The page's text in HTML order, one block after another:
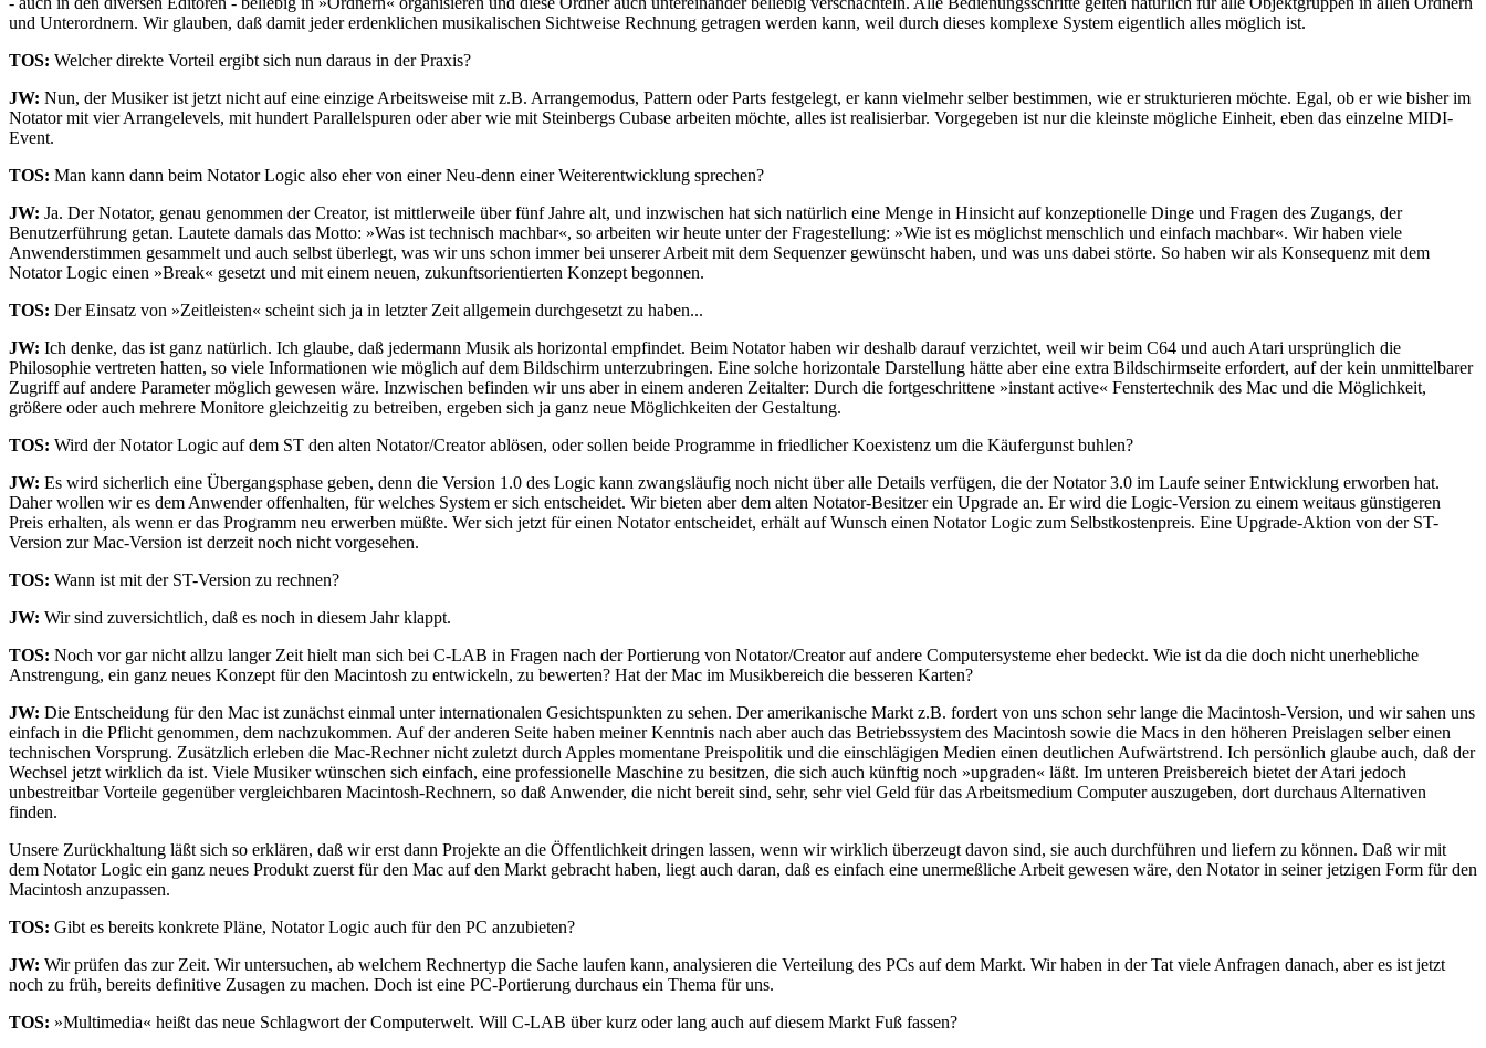
und Unterordnern. Wir glauben, daß damit jeder erdenklichen musikalischen Sichtweise Rechnung getragen werden kann, weil durch dieses komplexe System eigentlich alles möglich ist.
TOS: Welcher direkte Vorteil ergibt sich nun daraus in der Praxis?
JW: Nun, der Musiker ist jetzt nicht auf eine einzige Arbeitsweise mit z.B. Arrangemodus, Pattern oder Parts festgelegt, er kann vielmehr selber bestimmen, wie er strukturieren möchte. Egal, ob er wie bisher im
Notator mit vier Arrangelevels, mit hundert Parallelspuren oder aber wie mit Steinbergs Cubase arbeiten möchte, alles ist realisierbar. Vorgegeben ist nur die kleinste mögliche Einheit, eben das einzelne MIDI-
Event.
TOS: Man kann dann beim Notator Logic also eher von einer Neu-denn einer Weiterentwicklung sprechen?
JW: Ja. Der Notator, genau genommen der Creator, ist mittlerweile über fünf Jahre alt, und inzwischen hat sich natürlich eine Menge in Hinsicht auf konzeptionelle Dinge und Fragen des Zugangs, der
Benutzerführung getan. Lautete damals das Motto: »Was ist technisch machbar«, so arbeiten wir heute unter der Fragestellung: »Wie ist es möglichst menschlich und einfach machbar«. Wir haben viele
Anwenderstimmen gesammelt und auch selbst überlegt, was wir uns schon immer bei unserer Arbeit mit dem Sequenzer gewünscht haben, und was uns dabei störte. So haben wir als Konsequenz mit dem
Notator Logic einen »Break« gesetzt und mit einem neuen, zukunftsorientierten Konzept begonnen.
TOS: Der Einsatz von »Zeitleisten« scheint sich ja in letzter Zeit allgemein durchgesetzt zu haben...
JW: Ich denke, das ist ganz natürlich. Ich glaube, daß jedermann Musik als horizontal empfindet. Beim Notator haben wir deshalb darauf verzichtet, weil wir beim C64 und auch Atari ursprünglich die
Philosophie vertreten hatten, so viele Informationen wie möglich auf dem Bildschirm unterzubringen. Eine solche horizontale Darstellung hätte aber eine extra Bildschirmseite erfordert, auf der kein unmittelbarer
Zugriff auf andere Parameter möglich gewesen wäre. Inzwischen befinden wir uns aber in einem anderen Zeitalter: Durch die fortgeschrittene »instant active« Fenstertechnik des Mac und die Möglichkeit,
größere oder auch mehrere Monitore gleichzeitig zu betreiben, ergeben sich ja ganz neue Möglichkeiten der Gestaltung.
TOS: Wird der Notator Logic auf dem ST den alten Notator/Creator ablösen, oder sollen beide Programme in friedlicher Koexistenz um die Käufergunst buhlen?
JW: Es wird sicherlich eine Übergangsphase geben, denn die Version 1.0 des Logic kann zwangsläufig noch nicht über alle Details verfügen, die der Notator 3.0 im Laufe seiner Entwicklung erworben hat.
Daher wollen wir es dem Anwender offenhalten, für welches System er sich entscheidet. Wir bieten aber dem alten Notator-Besitzer ein Upgrade an. Er wird die Logic-Version zu einem weitaus günstigeren
Preis erhalten, als wenn er das Programm neu erwerben müßte. Wer sich jetzt für einen Notator entscheidet, erhält auf Wunsch einen Notator Logic zum Selbstkostenpreis. Eine Upgrade-Aktion von der ST-
Version zur Mac-Version ist derzeit noch nicht vorgesehen.
TOS: Wann ist mit der ST-Version zu rechnen?
JW: Wir sind zuversichtlich, daß es noch in diesem Jahr klappt.
TOS: Noch vor gar nicht allzu langer Zeit hielt man sich bei C-LAB in Fragen nach der Portierung von Notator/Creator auf andere Computersysteme eher bedeckt. Wie ist da die doch nicht unerhebliche
Anstrengung, ein ganz neues Konzept für den Macintosh zu entwickeln, zu bewerten? Hat der Mac im Musikbereich die besseren Karten?
JW: Die Entscheidung für den Mac ist zunächst einmal unter internationalen Gesichtspunkten zu sehen. Der amerikanische Markt z.B. fordert von uns schon sehr lange die Macintosh-Version, und wir sahen uns
einfach in die Pflicht genommen, dem nachzukommen. Auf der anderen Seite haben meiner Kenntnis nach aber auch das Betriebssystem des Macintosh sowie die Macs in den höheren Preislagen selber einen
technischen Vorsprung. Zusätzlich erleben die Mac-Rechner nicht zuletzt durch Apples momentane Preispolitik und die einschlägigen Medien einen deutlichen Aufwärtstrend. Ich persönlich glaube auch, daß der
Wechsel jetzt wirklich da ist. Viele Musiker wünschen sich einfach, eine professionelle Maschine zu besitzen, die sich auch künftig noch »upgraden« läßt. Im unteren Preisbereich bietet der Atari jedoch
unbestreitbar Vorteile gegenüber vergleichbaren Macintosh-Rechnern, so daß Anwender, die nicht bereit sind, sehr, sehr viel Geld für das Arbeitsmedium Computer auszugeben, dort durchaus Alternativen
finden.
Unsere Zurückhaltung läßt sich so erklären, daß wir erst dann Projekte an die Öffentlichkeit dringen lassen, wenn wir wirklich überzeugt davon sind, sie auch durchführen und liefern zu können. Daß wir mit
dem Notator Logic ein ganz neues Produkt zuerst für den Mac auf den Markt gebracht haben, liegt auch daran, daß es einfach eine unermeßliche Arbeit gewesen wäre, den Notator in seiner jetzigen Form für den
Macintosh anzupassen.
TOS: Gibt es bereits konkrete Pläne, Notator Logic auch für den PC anzubieten?
JW: Wir prüfen das zur Zeit. Wir untersuchen, ab welchem Rechnertyp die Sache laufen kann, analysieren die Verteilung des PCs auf dem Markt. Wir haben in der Tat viele Anfragen danach, aber es ist jetzt
noch zu früh, bereits definitive Zusagen zu machen. Doch ist eine PC-Portierung durchaus ein Thema für uns.
TOS: »Multimedia« heißt das neue Schlagwort der Computerwelt. Will C-LAB über kurz oder lang auch auf diesem Markt Fuß fassen?